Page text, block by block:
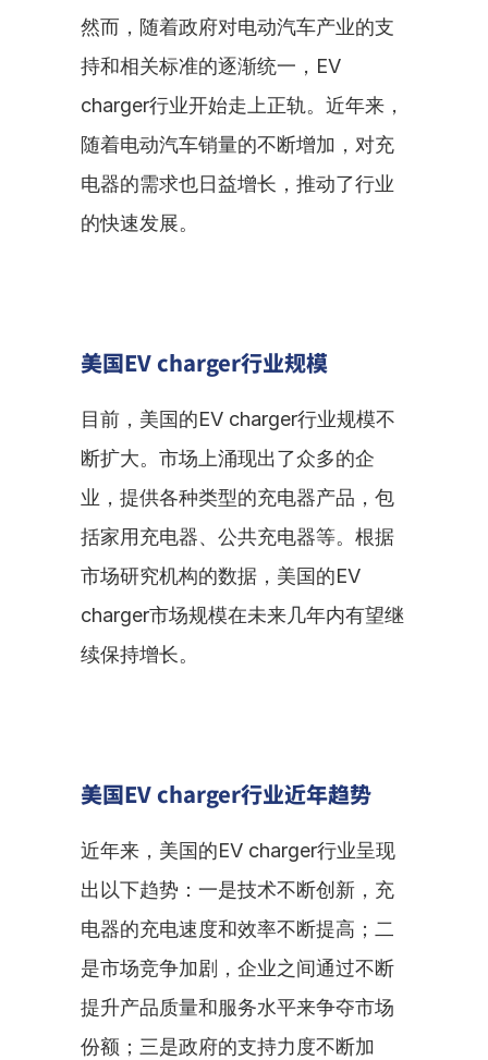
然而，随着政府对电动汽车产业的支
持和相关标准的逐渐统一，EV
charger行业开始走上正轨。近年来，
随着电动汽车销量的不断增加，对充
电器的需求也日益增长，推动了行业
的快速发展。
美国EV charger行业规模
目前，美国的EV charger行业规模不
断扩大。市场上涌现出了众多的企
业，提供各种类型的充电器产品，包
括家用充电器、公共充电器等。根据
市场研究机构的数据，美国的EV
charger市场规模在未来几年内有望继
续保持增长。
美国EV charger行业近年趋势
近年来，美国的EV charger行业呈现
出以下趋势：一是技术不断创新，充
电器的充电速度和效率不断提高；二
是市场竞争加剧，企业之间通过不断
提升产品质量和服务水平来争夺市场
份额；三是政府的支持力度不断加